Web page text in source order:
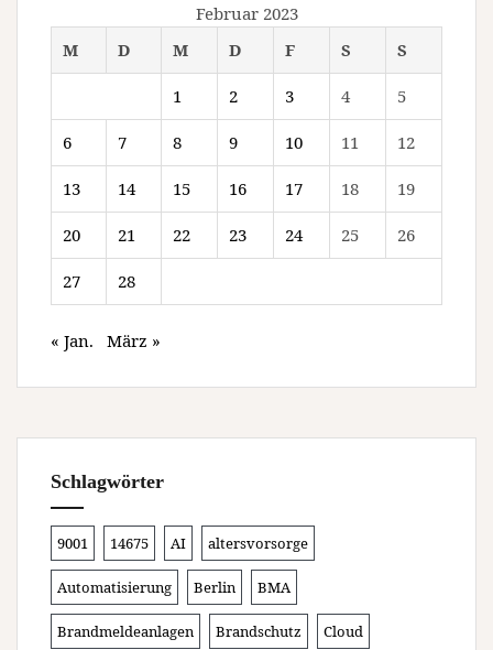
Februar 2023
M
D M D F S S
1 2 3 4 5
6 7 8 9 10 11 12
13 14 15 16 17 18 19
20 21 22 23 24 25 26
27 28
« Jan. März »
Schlagwörter
9001 14675 AI altersvorsorge
Automatisierung Berlin BMA
Brandmeldeanlagen Brandschutz Cloud